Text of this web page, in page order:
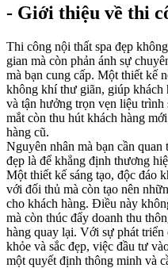
- Giới thiệu về thi
Thi công nội thất spa đẹp
gian mà còn phản ánh sự
mà bạn cung cấp. Một thiết kế
không khí thư giãn, giúp khách
và tận hưởng trọn vẹn liệu
mắt còn thu hút khách hàng
hàng cũ.
Nguyên nhân mà bạn cần
đẹp là để khẳng định thương
Một thiết kế sáng tạo, độc đáo
với đối thủ mà còn tạo nên
cho khách hàng. Điều này
mà còn thúc đẩy doanh thu
hàng quay lại. Với sự phát triển
khỏe và sắc đẹp, việc đầu tư
một quyết định thông minh và